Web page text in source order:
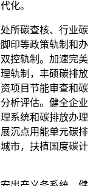
化。
所碳查核、行业碳
印等政策轨制和办
控轨制。加速完美
轨制，丰硕碳排放
项目节能审查和碳
析评估。健全企业
系统和碳排放办理
沉点用能单元碳排
市，扶植国度碳计